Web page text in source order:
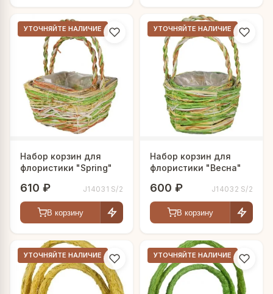
УТОЧНЯЙТЕ НАЛИЧИЕ
Набор корзин для
флористики "Spring"
610 ₽ J14031 S/2
В корзину
УТОЧНЯЙТЕ НАЛИЧИЕ
Набор корзин для
флористики "Весна"
600 ₽ J14032 S/2
В корзину
УТОЧНЯЙТЕ НАЛИЧИЕ УТОЧНЯЙТЕ НАЛИЧИЕ